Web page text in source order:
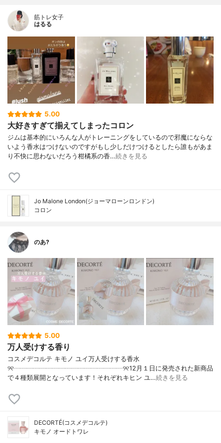
筋トレ女子
はるる
5.00
大好きすぎて揃えてしまったコロン
ジムは基本的にいろんな人がトレーニングをしているので邪魔にならな
いよう香水はつけないのですがもし少しだけつけるとしたら誰もがあま
り不快に思わないだろう柑橘系の香…続きを見る
Jo Malone London(ジョーマローンロンドン)
コロン
のあ?
5.00
万人受けする香り
コスメデコルテ キモノ ユイ万人受けする香水
୨୧┈┈┈┈┈┈┈┈┈┈┈┈┈┈┈┈┈୨୧12月１日に発売された新商品
で４種類展開となっています！それぞれキヒン ユ…続きを見る
DECORTÉ(コスメデコルテ)
キモノ オードトワレ